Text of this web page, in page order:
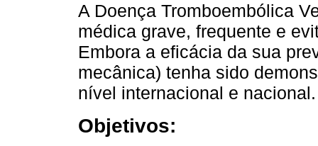
A Doença Tromboembólica
médica grave, frequente e
Embora a eficácia da sua
mecânica) tenha sido
nível internacional e nacional.
Objetivos: